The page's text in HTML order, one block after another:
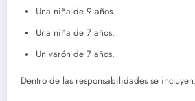
Una niña de 9 años.
Una niña de 7 años.
Un varón de 7 años.
Dentro de las responsabilidades se incluyen: